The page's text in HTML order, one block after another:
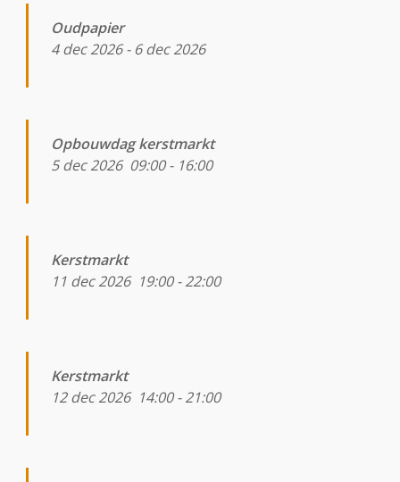
Oudpapier
4 dec 2026- 6 dec 2026
Opbouwdag kerstmarkt
5 dec 2026 09:00- 16:00
Kerstmarkt
11 dec 2026 19:00-22:00
Kerstmarkt
12 dec 2026 14:00-21:00